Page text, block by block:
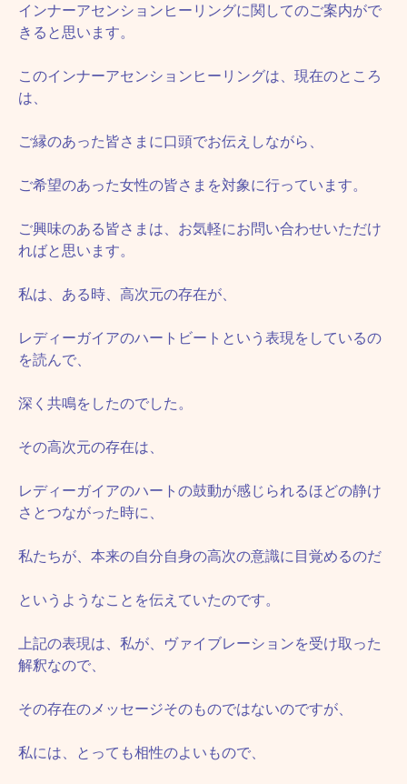
インナーアセンションヒーリングに関してのご案内がで
きると思います。
このインナーアセンションヒーリングは、現在のところ
は、
ご縁のあった皆さまに口頭でお伝えしながら、
ご希望のあった女性の皆さまを対象に行っています。
ご興味のある皆さまは、お気軽にお問い合わせいただけ
ればと思います。
私は、ある時、高次元の存在が、
レディーガイアのハートビートという表現をしているの
を読んで、
深く共鳴をしたのでした。
その高次元の存在は、
レディーガイアのハートの鼓動が感じられるほどの静け
さとつながった時に、
私たちが、本来の自分自身の高次の意識に目覚めるのだ
というようなことを伝えていたのです。
上記の表現は、私が、ヴァイブレーションを受け取った
解釈なので、
その存在のメッセージそのものではないのですが、
私には、とっても相性のよいもので、